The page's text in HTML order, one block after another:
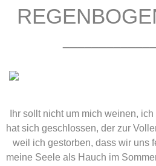
Ihr sollt nicht um mich weinen,
hat sich geschlossen, der zur
weil ich gestorben, dass wir uns
meine Seele als Hauch im